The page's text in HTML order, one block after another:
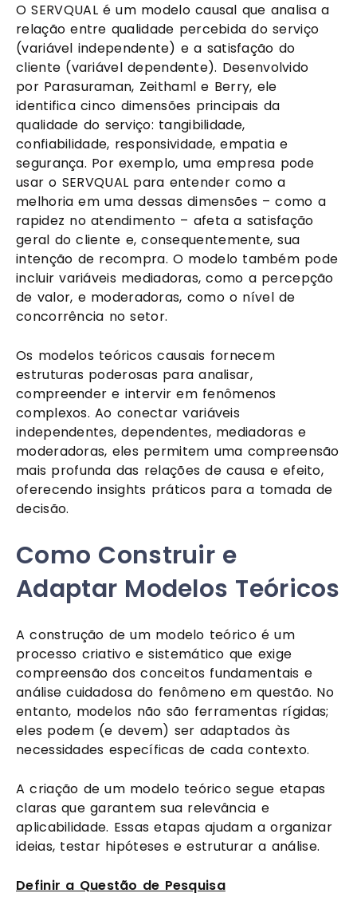
O SERVQUAL é um modelo causal que analisa a
relação entre qualidade percebida do serviço
(variável independente) e a satisfação do
cliente (variável dependente). Desenvolvido
por Parasuraman, Zeithaml e Berry, ele
identifica cinco dimensões principais da
qualidade do serviço: tangibilidade,
confiabilidade, responsividade, empatia e
segurança. Por exemplo, uma empresa pode
usar o SERVQUAL para entender como a
melhoria em uma dessas dimensões – como a
rapidez no atendimento – afeta a satisfação
geral do cliente e, consequentemente, sua
intenção de recompra. O modelo também pode
incluir variáveis mediadoras, como a percepção
de valor, e moderadoras, como o nível de
concorrência no setor.
Os modelos teóricos causais fornecem
estruturas poderosas para analisar,
compreender e intervir em fenômenos
complexos. Ao conectar variáveis
independentes, dependentes, mediadoras e
moderadoras, eles permitem uma compreensão
mais profunda das relações de causa e efeito,
oferecendo insights práticos para a tomada de
decisão.
Como Construir e
Adaptar Modelos Teóricos
A construção de um modelo teórico é um
processo criativo e sistemático que exige
compreensão dos conceitos fundamentais e
análise cuidadosa do fenômeno em questão. No
entanto, modelos não são ferramentas rígidas;
eles podem (e devem) ser adaptados às
necessidades específicas de cada contexto.
A criação de um modelo teórico segue etapas
claras que garantem sua relevância e
aplicabilidade. Essas etapas ajudam a organizar
ideias, testar hipóteses e estruturar a análise.
Definir a Questão de Pesquisa